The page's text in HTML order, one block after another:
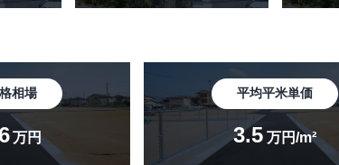
相場
万円
平均平米単価
3.5 万円/m²